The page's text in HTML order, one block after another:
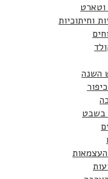
וטארט
וחיתוכיות
השנה
בשבט
העצמאות